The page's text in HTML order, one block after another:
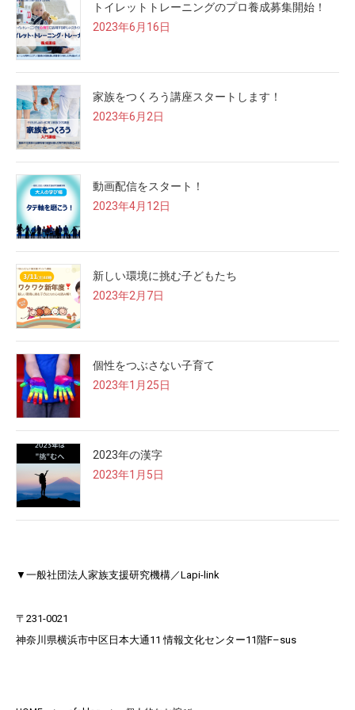
トイレットトレーニングのプロ養成募集開始！
2023年6月16日
家族をつくろう講座スタートします！
2023年6月2日
動画配信をスタート！
2023年4月12日
新しい環境に挑む子どもたち
2023年2月7日
個性をつぶさない子育て
2023年1月25日
2023年の漢字
2023年1月5日
▼一般社団法人家族支援研究機構／Lapi-link
〒231-0021​
神奈川県横浜市中区日本大通11 情報文化センター11階F–sus​